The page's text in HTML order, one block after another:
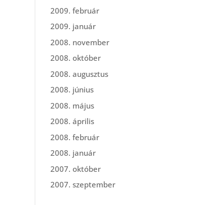
2009. február
2009. január
2008. november
2008. október
2008. augusztus
2008. június
2008. május
2008. április
2008. február
2008. január
2007. október
2007. szeptember